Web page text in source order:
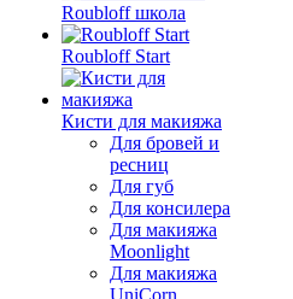
Roubloff школа
Roubloff Start
Кисти для макияжа
Для бровей и
ресниц
Для губ
Для консилера
Для макияжа
Moonlight
Для макияжа
UniCorn